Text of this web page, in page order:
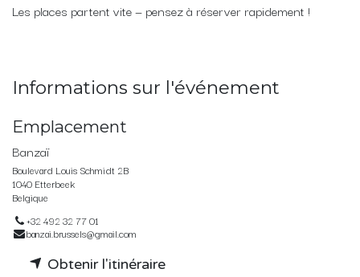
Les places partent vite — pensez à réserver rapidement !
Informations sur l'événement
Emplacement
Banzaï
Boulevard Louis Schmidt 2B
1040 Etterbeek
Belgique
+32 492 32 77 01
banzai.brussels@gmail.com
Obtenir l'itinéraire